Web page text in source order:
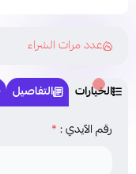
عدد مرات الشراء
الخيارات التفاصيل
رقم الآيدي : *